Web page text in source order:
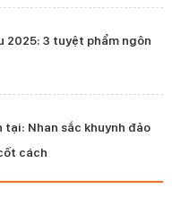
2025: 3 tuyệt phẩm ngôn
Nhan sắc khuynh đảo
cách